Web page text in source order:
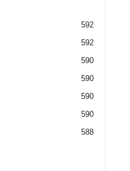
592
592
590
590
590
590
588